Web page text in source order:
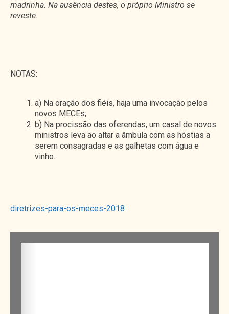
madrinha. Na ausência destes, o próprio Ministro se
reveste.
NOTAS:
a) Na oração dos fiéis, haja uma invocação pelos
novos MECEs;
b) Na procissão das oferendas, um casal de novos
ministros leva ao altar a âmbula com as hóstias a
serem consagradas e as galhetas com água e
vinho.
diretrizes-para-os-meces-2018